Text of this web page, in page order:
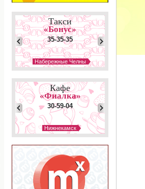
Такси
«Бонус»
35-35-35
Набережные Челны
Такси
«Такси-24»
226-24-24
Уфа
Такси
«Лидер Офис»
225-16-17
Такси
«Такси»
Кафе
«Фиалка»
30-59-04
Нижнекамск
Кафе
«Берлога»
45-60-00
Нижнекамск